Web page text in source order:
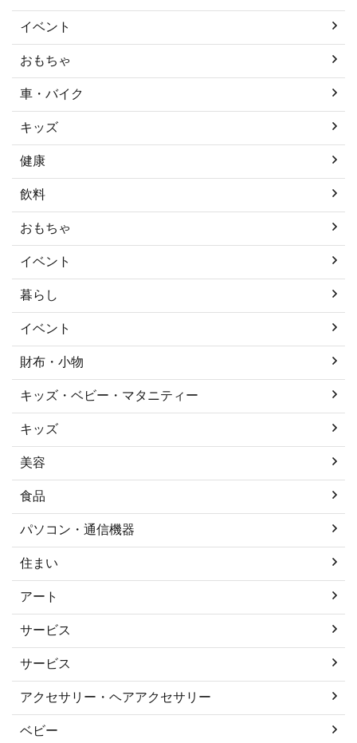
イベント
おもちゃ
車・バイク
キッズ
健康
飲料
おもちゃ
イベント
暮らし
イベント
財布・小物
キッズ・ベビー・マタニティー
キッズ
美容
食品
パソコン・通信機器
住まい
アート
サービス
サービス
アクセサリー・ヘアアクセサリー
ベビー